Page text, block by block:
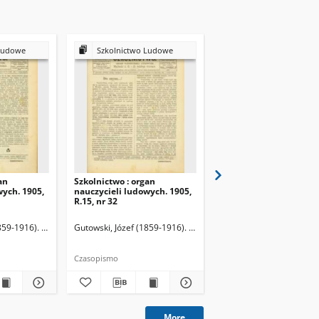
1905,
1916). Redaktor
Szkolnictwo Ludowe
Szkolnictwo : organ
nauczycieli ludowych. 1905,
R.15, nr 32
Gutowski, Józef (1859-1916). Redaktor
Czasopismo